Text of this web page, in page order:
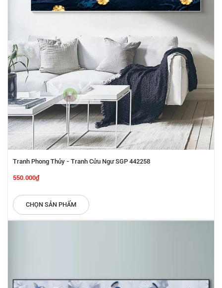
Tranh Phong Thủy - Tranh Cửu Ngư SGP 442258
550.000₫
CHỌN SẢN PHẨM